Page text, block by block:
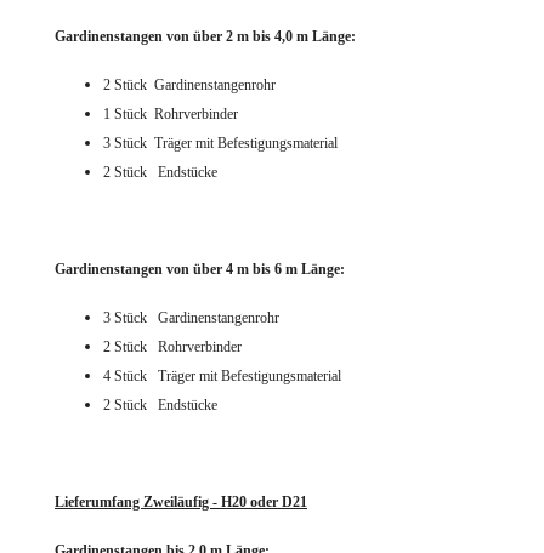
Gardinenstangen von über 2 m bis 4,0 m Länge:
2 Stück Gardinenstangenrohr
1 Stück Rohrverbinder
3 Stück Träger mit Befestigungsmaterial
2 Stück Endstücke
Gardinenstangen von über 4 m bis 6 m Länge:
3 Stück Gardinenstangenrohr
2 Stück Rohrverbinder
4 Stück Träger mit Befestigungsmaterial
2 Stück Endstücke
Lieferumfang Zweiläufig - H20 oder D21